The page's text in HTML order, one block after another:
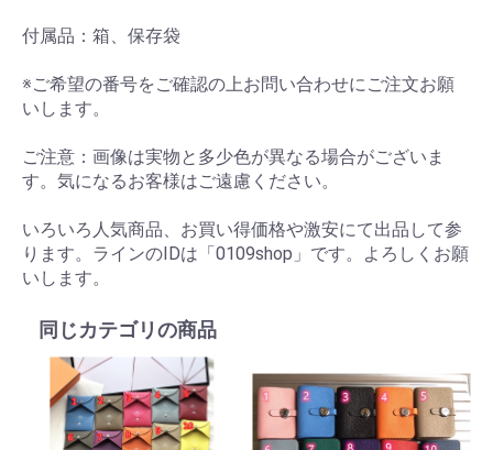
付属品：箱、保存袋
※ご希望の番号をご確認の上お問い合わせにご注文お願
いします。
ご注意：画像は実物と多少色が異なる場合がございま
す。気になるお客様はご遠慮ください。
いろいろ人気商品、お買い得価格や激安にて出品して参
ります。ラインのIDは「0109shop」です。よろしくお願
いします。
同じカテゴリの商品